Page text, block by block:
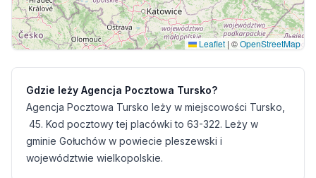
Leaflet | ©OpenStreetMap
Gdzie leży Agencja Pocztowa Tursko?
Agencja Pocztowa Tursko leży w miejscowości Tursko,
45. Kod pocztowy tej placówki to 63-322. Leży w
gminie Gołuchów w powiecie pleszewski i
województwie wielkopolskie.